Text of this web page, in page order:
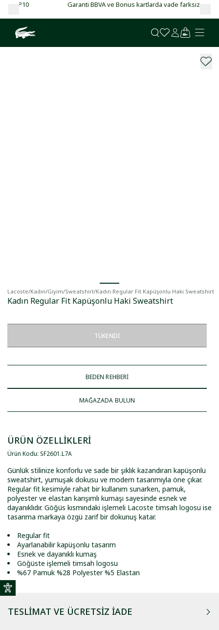
Garanti BBVA ve Bonus kartlarda vade farksız 4 taksit!
Lacoste/Kadın/Giyim/Sweatshirt/Kadın Regular Fit Kapüşonlu Haki Sweatshirt
Kadın Regular Fit Kapüşonlu Haki Sweatshirt
TÜKENDI
BEDEN REHBERİ
MAĞAZADA BULUN
ÜRÜN ÖZELLİKLERİ
Ürün Kodu: SF2601 .L7A
Günlük stilinize konforlu ve sade bir şıklık kazandıran kapüşonlu
sweatshirt, yumuşak dokusu ve modern tasarımıyla öne çıkar.
Regular fit kesimiyle rahat bir kullanım sunarken, pamuk,
polyester ve elastan karışımlı kumaşı sayesinde esnek ve
dayanıklıdır. Göğüs kısmındaki işlemeli Lacoste timsah logosu ise
tasarıma markaya özgü zarif bir dokunuş katar.
Regular fit
Ayarlanabilir kapüşonlu tasarım
Esnek ve dayanıklı kumaş
Göğüste işlemeli timsah logosu
%67 Pamuk %28 Polyester %5 Elastan
TESLIMAT VE ÜCRETSIZ İADE